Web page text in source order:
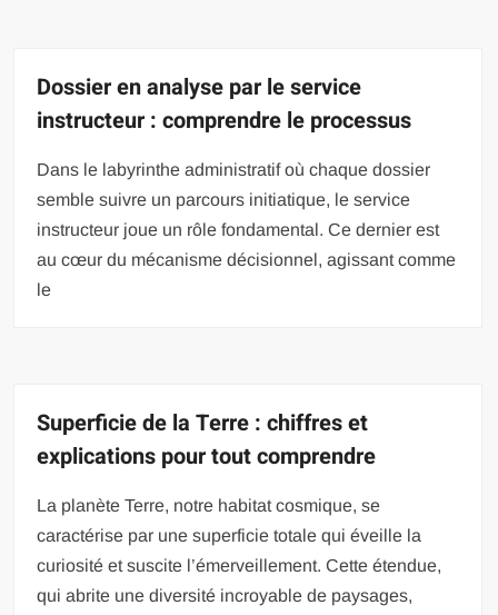
Dossier en analyse par le service
instructeur : comprendre le processus
Dans le labyrinthe administratif où chaque dossier
semble suivre un parcours initiatique, le service
instructeur joue un rôle fondamental. Ce dernier est
au cœur du mécanisme décisionnel, agissant comme
le
Superficie de la Terre : chiffres et
explications pour tout comprendre
La planète Terre, notre habitat cosmique, se
caractérise par une superficie totale qui éveille la
curiosité et suscite l’émerveillement. Cette étendue,
qui abrite une diversité incroyable de paysages,